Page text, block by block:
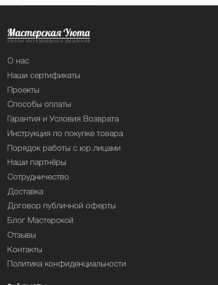
О нас
Наши сертификаты
Проекты
Способы оплаты
Гарантия и Условия Возврата
Инструкция по покупке товара
Порядок работы с юр.лицами
Наши партнёры
Сотрудничество
Доставка
Договор публичной оферты
Блог Мастерской
Отзывы
Контакты
Политика конфиденциальности